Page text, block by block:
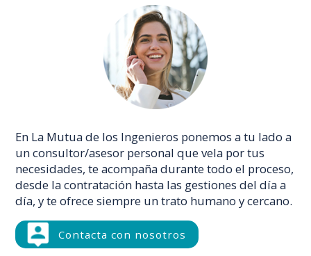
En La Mutua de los Ingenieros ponemos a tu lado a
un consultor/asesor personal que vela por tus
necesidades, te acompaña durante todo el proceso,
desde la contratación hasta las gestiones del día a
día, y te ofrece siempre un trato humano y cercano.
Contacta con nosotros